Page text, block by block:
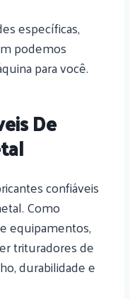
específicas,
podemos
para você.
​​de
confiáveis
Como
equipamentos,
trituradores de
durabilidade e